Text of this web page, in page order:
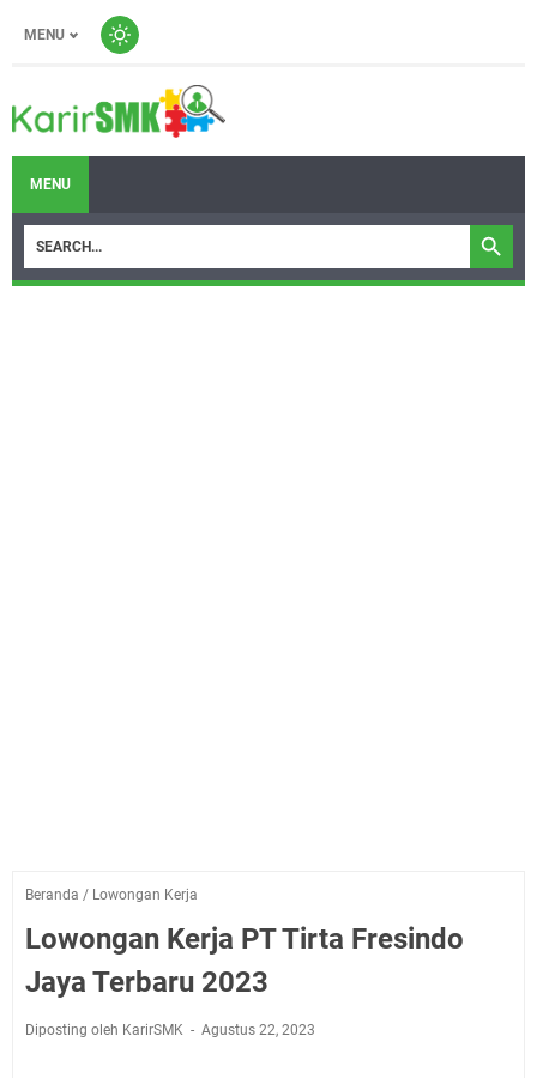
MENU
MENU
Beranda / Lowongan Kerja
Lowongan Kerja PT Tirta Fresindo
Jaya Terbaru 2023
Diposting oleh KarirSMK Agustus 22, 2023